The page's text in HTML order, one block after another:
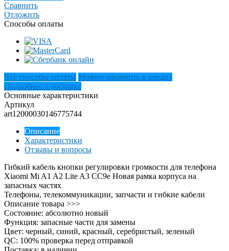
Сравнить
Отложить
Способы оплаты
Все способы оплаты Можно оформить в кредит
Подробнее о доставке
Основные характеристики
Артикул
art12000030146775744
Описание
Характеристики
Отзывы и вопросы
Гибкий кабель кнопки регулировки громкости для телефона
Xiaomi Mi A1 A2 Lite A3 CC9e Новая рамка корпуса на
запасных частях
Телефоны, телекоммуникации, запчасти и гибкие кабели
Описание товара >>>
Состояние: абсолютно новый
Функция: запасные части для замены
Цвет: черный, синий, красный, серебристый, зеленый
QC: 100% проверка перед отправкой